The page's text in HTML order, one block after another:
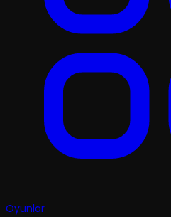
Oyunlar